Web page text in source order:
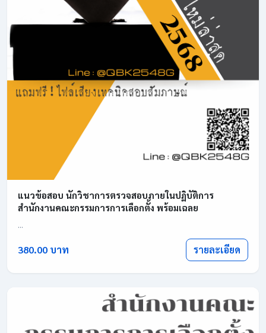
แนวข้อสอบ นักวิชาการตรวจสอบภายในปฏิบัติการ
สำนักงานคณะกรรมการการเลือกตั้ง พร้อมเฉลย
380.00 บาท รายละเอียด